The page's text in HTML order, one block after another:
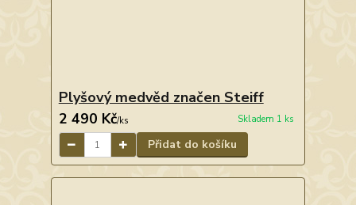
Plyšový medvěd značen Steiff
2 490 Kč/ks Skladem 1 ks
Přidat do košíku